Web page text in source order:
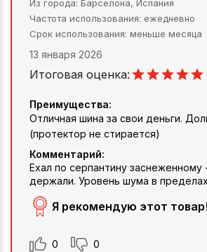
Из города Барселона, Испания
Частота использования ежедневно
Срок использования меньше месяца
13 января 2026
Итоговая оценка:
Преимущества:
Отличная шина за свои деньги.
(протектор не стирается)
Комментарий:
Ехал по серпантину заснеженному
держали. Уровень шума в
Я рекомендую этот товар!
0 0